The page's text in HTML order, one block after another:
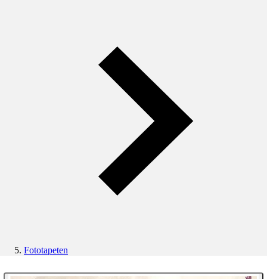
Fototapeten